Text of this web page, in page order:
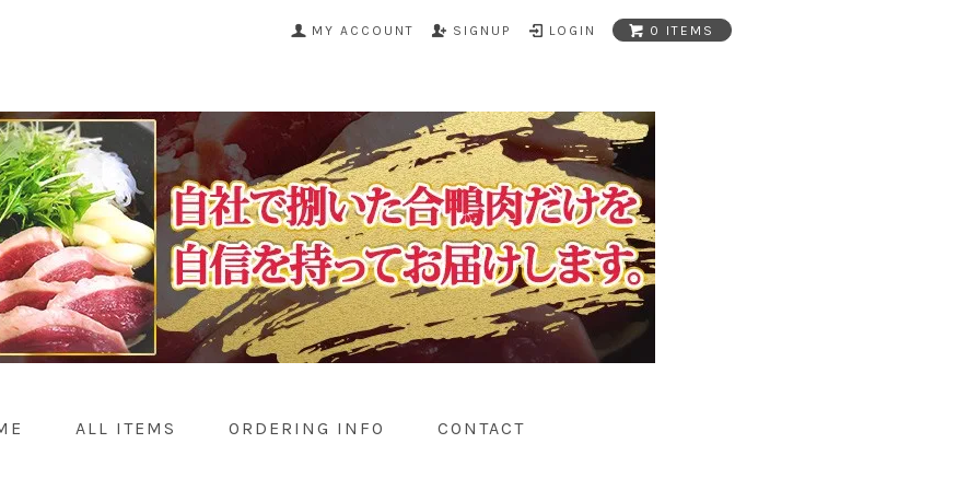
MY ACCOUNT SIGNUP LOGIN 0 ITEMS
ALL ITEMS ORDERING INFO CONTACT